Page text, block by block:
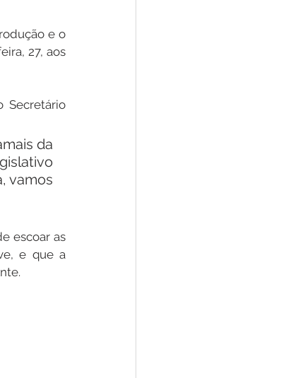
e o
27, aos
Secretário
da
vamos
escoar as
e que a